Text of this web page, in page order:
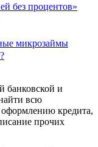
без процентов»
микрозаймы
банковской и
всю
кредита,
прочих